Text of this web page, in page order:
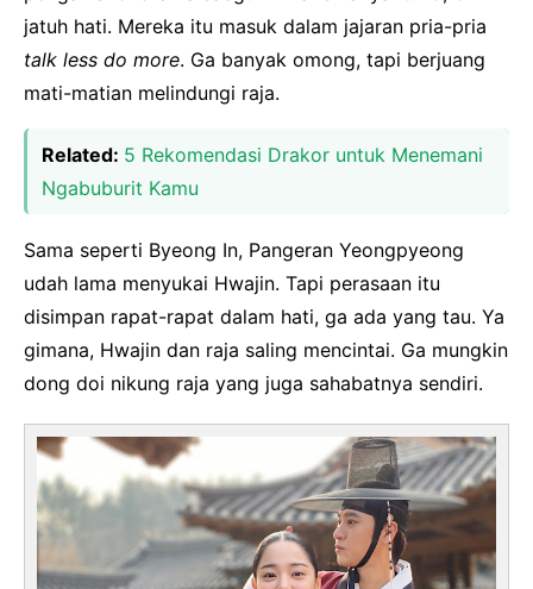
jatuh hati. Mereka itu masuk dalam jajaran pria-pria
talk less do more. Ga banyak omong, tapi berjuang
mati-matian melindungi raja.
Related: 5 Rekomendasi Drakor untuk Menemani
Ngabuburit Kamu
Sama seperti Byeong In, Pangeran Yeongpyeong
udah lama menyukai Hwajin. Tapi perasaan itu
disimpan rapat-rapat dalam hati, ga ada yang tau. Ya
gimana, Hwajin dan raja saling mencintai. Ga mungkin
dong doi nikung raja yang juga sahabatnya sendiri.